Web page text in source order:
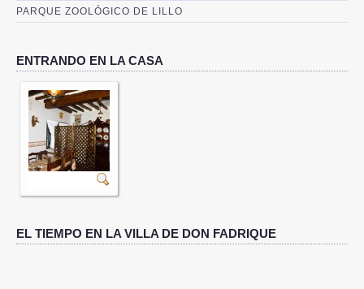
PARQUE ZOOLÓGICO DE LILLO
ENTRANDO EN LA CASA
EL TIEMPO EN LA VILLA DE DON FADRIQUE